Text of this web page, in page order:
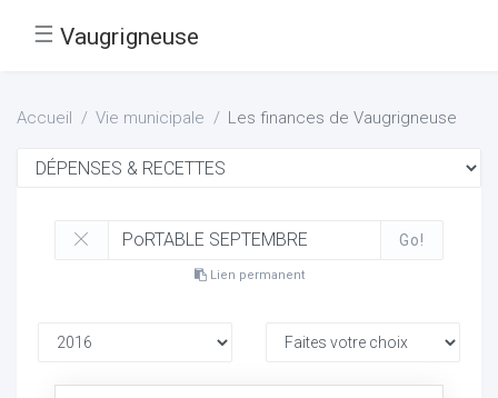
☰ Vaugrigneuse
Accueil Vie municipale Les finances de Vaugrigneuse
Go!
Lien permanent